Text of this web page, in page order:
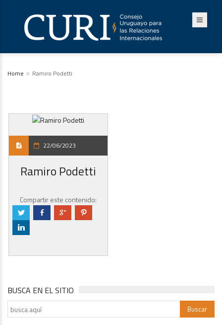
Home Ramiro Podetti
22/06/2023
Ramiro Podetti
Compartir este contenido:
a b c d
j
BUSCA EN EL SITIO